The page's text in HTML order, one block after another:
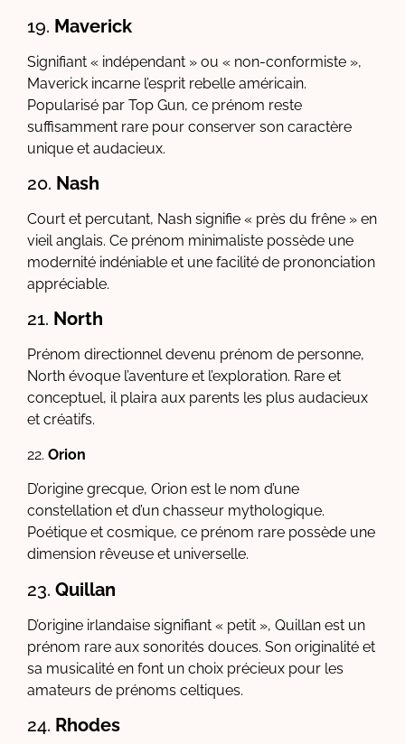
19. Maverick
Signifiant « indépendant » ou « non-conformiste »,
Maverick incarne l’esprit rebelle américain.
Popularisé par Top Gun, ce prénom reste
suffisamment rare pour conserver son caractère
unique et audacieux.
20. Nash
Court et percutant, Nash signifie « près du frêne » en
vieil anglais. Ce prénom minimaliste possède une
modernité indéniable et une facilité de prononciation
appréciable.
21. North
Prénom directionnel devenu prénom de personne,
North évoque l’aventure et l’exploration. Rare et
conceptuel, il plaira aux parents les plus audacieux
et créatifs.
22. Orion
D’origine grecque, Orion est le nom d’une
constellation et d’un chasseur mythologique.
Poétique et cosmique, ce prénom rare possède une
dimension rêveuse et universelle.
23. Quillan
D’origine irlandaise signifiant « petit », Quillan est un
prénom rare aux sonorités douces. Son originalité et
sa musicalité en font un choix précieux pour les
amateurs de prénoms celtiques.
24. Rhodes